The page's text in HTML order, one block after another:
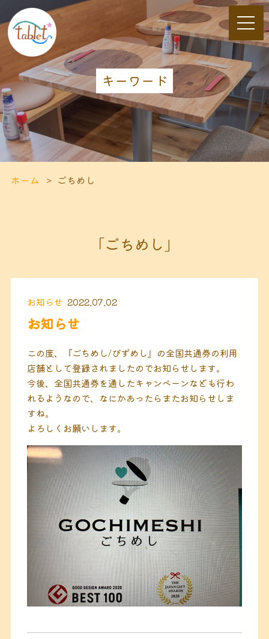
キーワード
ホーム ごちめし
「ごちめし」
お知らせ 2022.07.02
お知らせ
この度、『ごちめし/びずめし』の全国共通券の利用
店舗として登録されましたのでお知らせします。
今後、全国共通券を通したキャンペーンなども行わ
れるようなので、なにかあったらまたお知らせしま
すね。
よろしくお願いします。